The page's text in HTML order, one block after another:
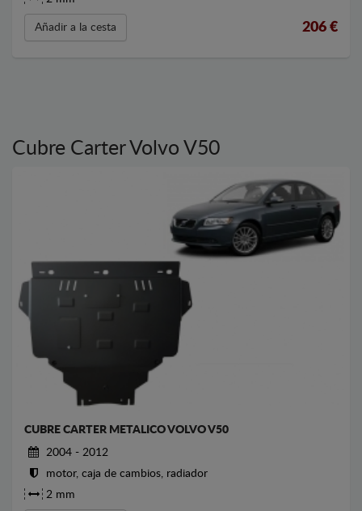
Añadir a la cesta 206 €
Cubre Carter Volvo V50
CUBRE CARTER METALICO VOLVO V50
2004 - 2012
motor, caja de cambios, radiador
2 mm